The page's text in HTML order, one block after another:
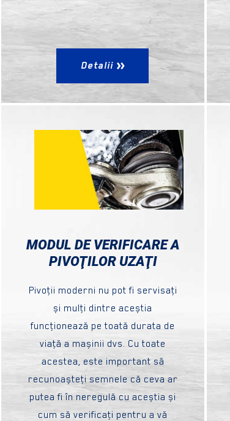
Detalii
MODUL DE VERIFICARE A
PIVOŢILOR UZAŢI
Pivoţii moderni nu pot fi servisaţi
și mulţi dintre aceștia
funcţionează pe toată durata de
viaţă a mașinii dvs. Cu toate
acestea, este important să
recunoașteţi semnele că ceva ar
putea fi în neregulă cu aceștia și
cum să verificaţi pentru a vă